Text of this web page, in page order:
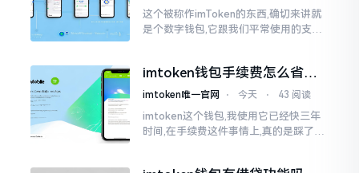
这个被称作imToken的东西,确切来讲就
是个数字钱包,它跟我们平常使用的支付
时候都会陷入困惑
imtoken钱包手续费怎么省？
老玩家告诉你几个实在招
imtoken唯一官网 ⋅ 今天 ⋅ 43 阅读
imtoken这个钱包,我使用它已经快三年
时间,在手续费这件事情上,真的是踩了好